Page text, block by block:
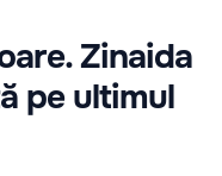
Zinaida
pe ultimul